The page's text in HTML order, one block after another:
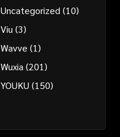
Uncategorized (10)
Viu (3)
Wavve (1)
Wuxia (201)
YOUKU (150)